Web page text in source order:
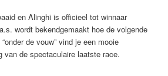
en Alinghi is officieel tot winnaar
wordt bekendgemaakt hoe de volgende
de vouw” vind je een mooie
van de spectaculaire laatste race.